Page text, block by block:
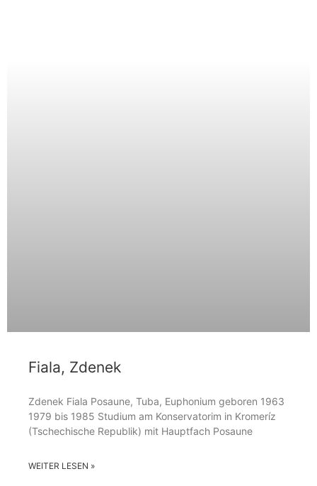
Fiala, Zdenek
Zdenek Fiala Posaune, Tuba, Euphonium geboren 1963
1979 bis 1985 Studium am Konservatorim in Kromeríz
(Tschechische Republik) mit Hauptfach Posaune
WEITER LESEN »